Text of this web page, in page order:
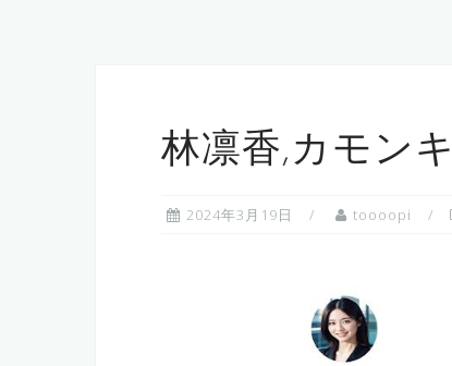
林凛香,カモン
2024年3月19日 toooopi